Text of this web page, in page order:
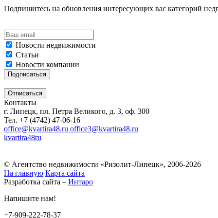
Подпишитесь на обновления интересующих вас категорий
Новости недвижимости
Статьи
Новости компании
Контакты
г. Липецк, пл. Петра Великого, д. 3, оф. 300
Тел. +7 (4742) 47-06-16
office@kvartira48.ru office3@kvartira48.ru
kvartira48ru
© Агентство недвижимости «Ризолит-Липецк», 2006-2026
На главную Карта сайта
Разработка сайта – Интаро
Напишите нам!
+7-909-222-78-37